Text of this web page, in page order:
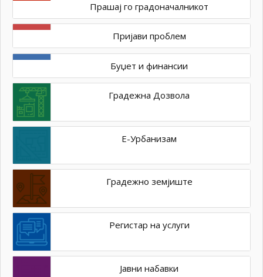
Прашај го градоначалникот
Пријави проблем
Буџет и финансии
Градежна Дозвола
Е-Урбанизам
Градежно земјиште
Регистар на услуги
Јавни набавки